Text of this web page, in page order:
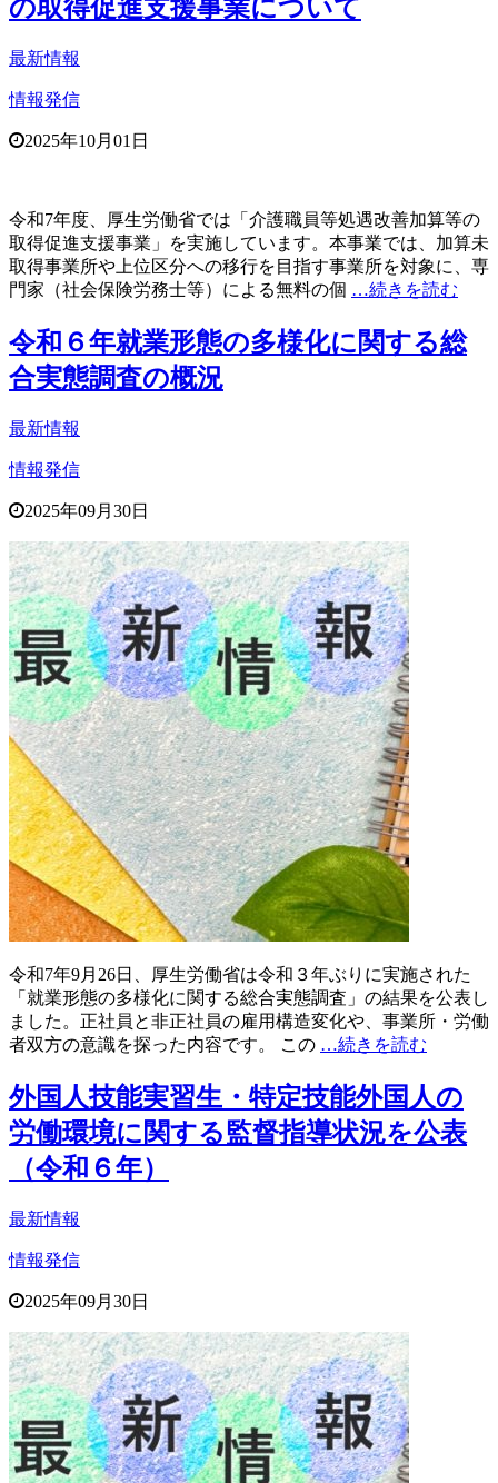
の取得促進支援事業について
最新情報
情報発信
2025年10月01日
令和7年度、厚生労働省では「介護職員等処遇改善加算等の
取得促進支援事業」を実施しています。本事業では、加算未
取得事業所や上位区分への移行を目指す事業所を対象に、専
門家（社会保険労務士等）による無料の個 …続きを読む
令和６年就業形態の多様化に関する総
合実態調査の概況
最新情報
情報発信
2025年09月30日
令和7年9月26日、厚生労働省は令和３年ぶりに実施された
「就業形態の多様化に関する総合実態調査」の結果を公表し
ました。正社員と非正社員の雇用構造変化や、事業所・労働
者双方の意識を探った内容です。 この …続きを読む
外国人技能実習生・特定技能外国人の
労働環境に関する監督指導状況を公表
（令和６年）
最新情報
情報発信
2025年09月30日